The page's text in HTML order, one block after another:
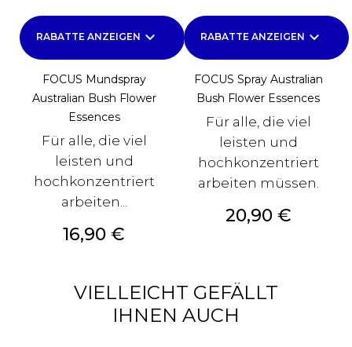
RABATTE ANZEIGEN keyboard_arrow_down
FOCUS Mundspray
Australian Bush Flower
Essences
Für alle, die viel
leisten und
hochkonzentriert
arbeiten...
Preis
16,90 €
RABATTE ANZEIGEN keyboard_arrow_down
FOCUS Spray Australian
Bush Flower Essences
Für alle, die viel
leisten und
hochkonzentriert
arbeiten müssen.
Preis
20,90 €
VIELLEICHT GEFÄLLT
IHNEN AUCH